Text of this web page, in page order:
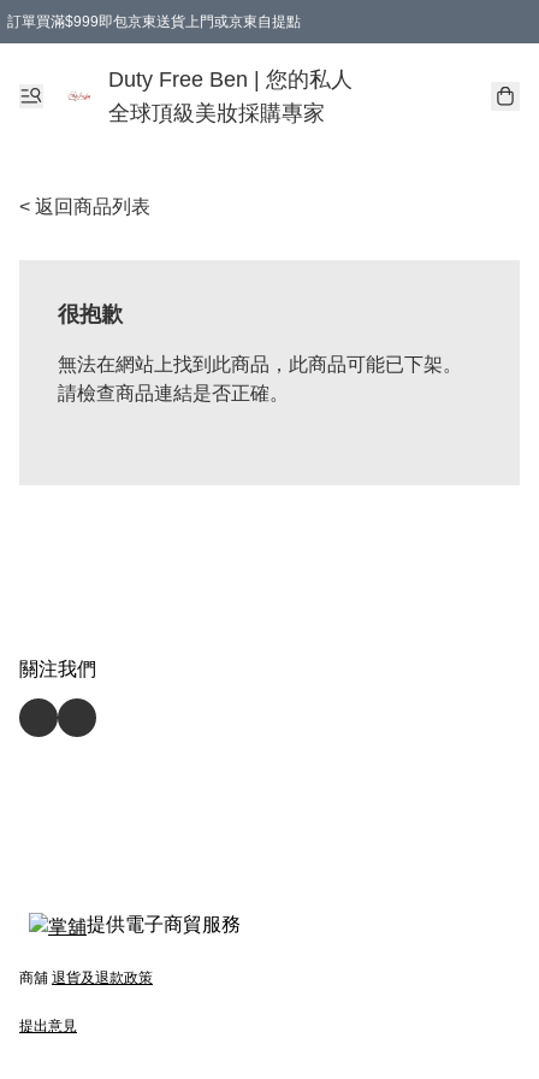
訂單買滿$999即包京東送貨上門或京東自提點
Duty Free Ben | 您的私人
全球頂級美妝採購專家
< 返回商品列表
很抱歉
無法在網站上找到此商品，此商品可能已下架。
請檢查商品連結是否正確。
關注我們
提供電子商貿服務
商舖 退貨及退款政策
提出意見